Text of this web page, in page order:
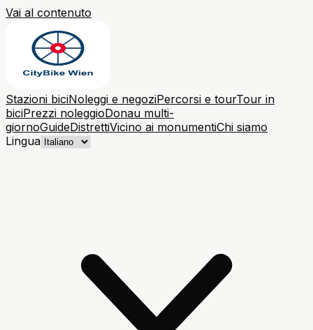
Vai al contenuto
Stazioni biciNoleggi e negoziPercorsi e tourTour in
biciPrezzi noleggioDonau multi-
giornoGuideDistrettiVicino ai monumentiChi siamo
Lingua